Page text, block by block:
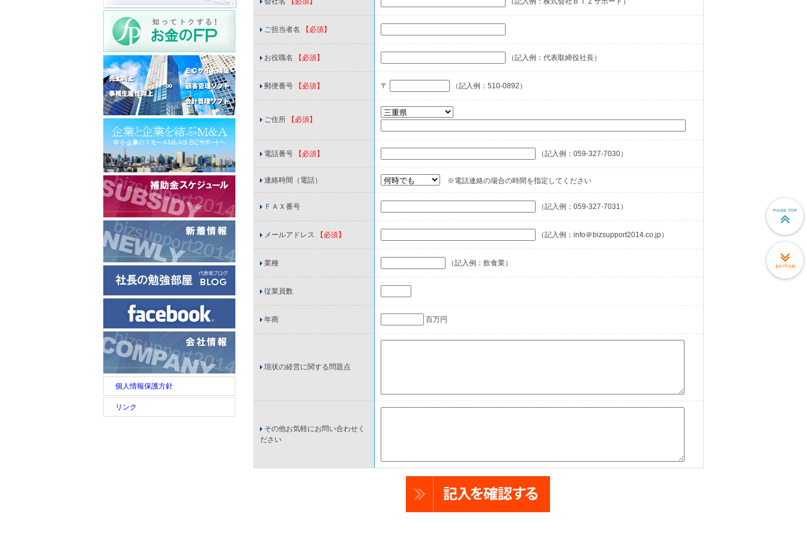
個人情報保護方針
リンク
ご担当者名 【必須】
お役職名 【必須】 （記入例：代表取締役社長）
郵便番号 【必須】 〒 （記入例：510-0892）
ご住所 【必須】
電話番号 【必須】 （記入例：059-327-7030）
連絡時間（電話） ※電話連絡の場合の時間を指定してください
ＦＡＸ番号 （記入例：059-327-7031）
メールアドレス 【必須】 （記入例：info＠bizsupport2014.co.jp）
業種 （記入例：飲食業）
従業員数
年商 百万円
現状の経営に関する問題点
その他お気軽にお問い合わせく
ださい